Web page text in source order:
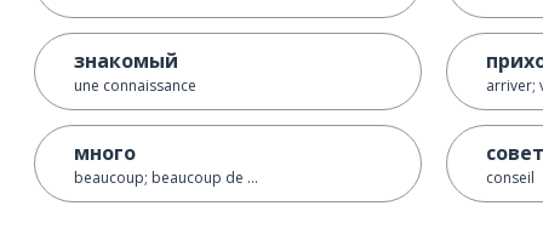
знакомый
une connaissance
много
beaucoup; beaucoup de ...
arriver;
совет
conseil